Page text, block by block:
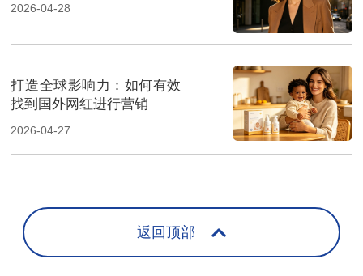
2026-04-28
打造全球影响力：如何有效
找到国外网红进行营销
2026-04-27
返回顶部